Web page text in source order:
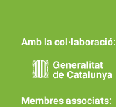
Amb la col·laboració:
Membres associats: